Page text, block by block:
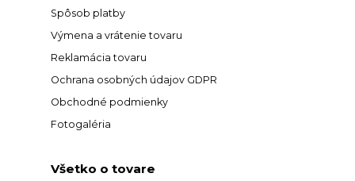
Spôsob platby
Výmena a vrátenie tovaru
Reklamácia tovaru
Ochrana osobných údajov GDPR
Obchodné podmienky
Fotogaléria
Všetko o tovare